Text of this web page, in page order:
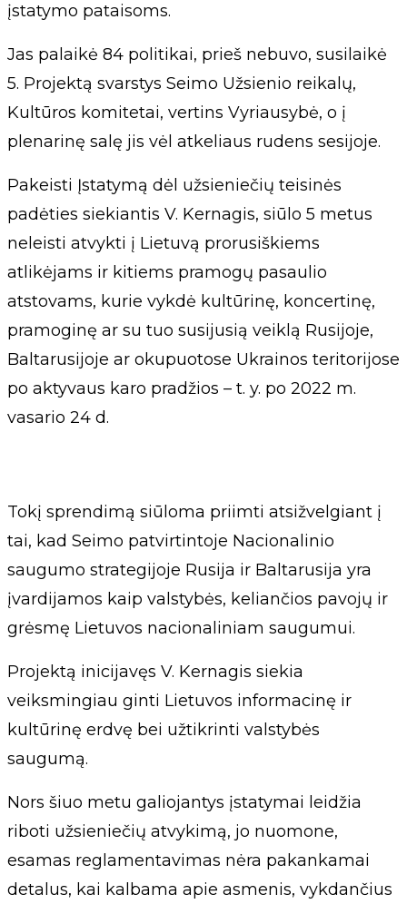
įstatymo pataisoms.
Jas palaikė 84 politikai, prieš nebuvo, susilaikė
5. Projektą svarstys Seimo Užsienio reikalų,
Kultūros komitetai, vertins Vyriausybė, o į
plenarinę salę jis vėl atkeliaus rudens sesijoje.
Pakeisti Įstatymą dėl užsieniečių teisinės
padėties siekiantis V. Kernagis, siūlo 5 metus
neleisti atvykti į Lietuvą prorusiškiems
atlikėjams ir kitiems pramogų pasaulio
atstovams, kurie vykdė kultūrinę, koncertinę,
pramoginę ar su tuo susijusią veiklą Rusijoje,
Baltarusijoje ar okupuotose Ukrainos teritorijose
po aktyvaus karo pradžios – t. y. po 2022 m.
vasario 24 d.
Tokį sprendimą siūloma priimti atsižvelgiant į
tai, kad Seimo patvirtintoje Nacionalinio
saugumo strategijoje Rusija ir Baltarusija yra
įvardijamos kaip valstybės, keliančios pavojų ir
grėsmę Lietuvos nacionaliniam saugumui.
Projektą inicijavęs V. Kernagis siekia
veiksmingiau ginti Lietuvos informacinę ir
kultūrinę erdvę bei užtikrinti valstybės
saugumą.
Nors šiuo metu galiojantys įstatymai leidžia
riboti užsieniečių atvykimą, jo nuomone,
esamas reglamentavimas nėra pakankamai
detalus, kai kalbama apie asmenis, vykdančius